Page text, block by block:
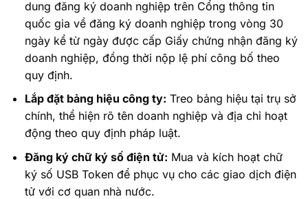
dung đăng ký doanh nghiệp trên Cổng thông tin
quốc gia về đăng ký doanh nghiệp trong vòng 30
ngày kể từ ngày được cấp Giấy chứng nhận đăng ký
doanh nghiệp, đồng thời nộp lệ phí công bố theo
quy định.
Lắp đặt bảng hiệu công ty: Treo bảng hiệu tại trụ sở
chính, thể hiện rõ tên doanh nghiệp và địa chỉ hoạt
động theo quy định pháp luật.
Đăng ký chữ ký số điện tử: Mua và kích hoạt chữ
ký số USB Token để phục vụ cho các giao dịch điện
tử với cơ quan nhà nước.